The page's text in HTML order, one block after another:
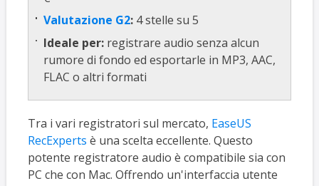
Valutazione G2: 4 stelle su 5
Ideale per: registrare audio senza alcun
rumore di fondo ed esportarle in MP3, AAC,
FLAC o altri formati
Tra i vari registratori sul mercato, EaseUS
RecExperts è una scelta eccellente. Questo
potente registratore audio è compatibile sia con
PC che con Mac. Offrendo un'interfaccia utente